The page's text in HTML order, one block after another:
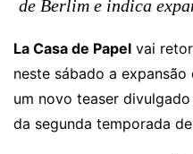
de Berlim e indica
La Casa de Papel vai
neste sábado a
um novo teaser
da segunda temporada